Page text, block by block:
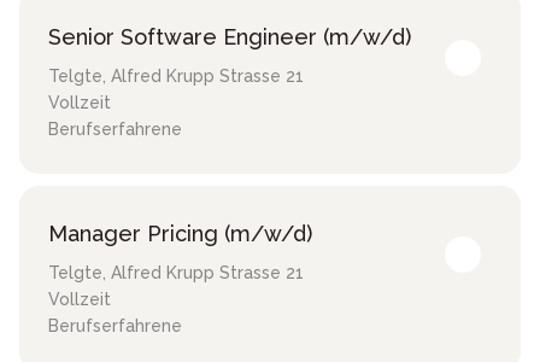
Senior Software Engineer (m/w/d)
Telgte, Alfred Krupp Strasse 21
Vollzeit
Berufserfahrene
Manager Pricing (m/w/d)
Telgte, Alfred Krupp Strasse 21
Vollzeit
Berufserfahrene